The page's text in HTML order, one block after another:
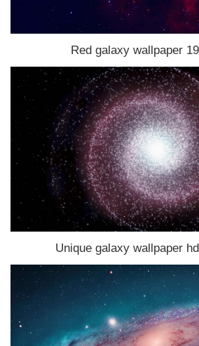
Red galaxy wallpaper
Unique galaxy wallpaper